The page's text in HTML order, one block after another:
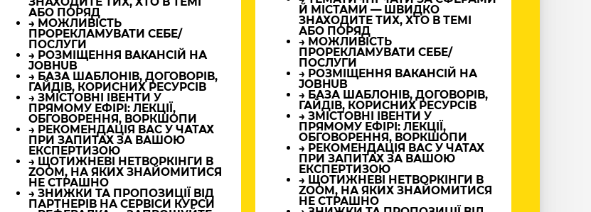
АБО ПОРЯД
→ МОЖЛИВІСТЬ
ПРОРЕКЛАМУВАТИ СЕБЕ/
ПОСЛУГИ
→ РОЗМІЩЕННЯ ВАКАНСІЙ НА
JOBHUB
→ БАЗА ШАБЛОНІВ, ДОГОВОРІВ,
ГАЙДІВ, КОРИСНИХ РЕСУРСІВ
→ ЗМІСТОВНІ ІВЕНТИ У
ПРЯМОМУ ЕФІРІ: ЛЕКЦІЇ,
ОБГОВОРЕННЯ, ВОРКШОПИ
→ РЕКОМЕНДАЦІЯ ВАС У ЧАТАХ
ПРИ ЗАПИТАХ ЗА ВАШОЮ
ЕКСПЕРТИЗОЮ
→ ЩОТИЖНЕВІ НЕТВОРКІНГИ В
ZOOM, НА ЯКИХ ЗНАЙОМИТИСЯ
НЕ СТРАШНО
→ ЗНИЖКИ ТА ПРОПОЗИЦІЇ ВІД
ПАРТНЕРІВ НА СЕРВІСИ КУРСИ
Й МІСТАМИ — ШВИДКО
ЗНАХОДИТЕ ТИХ, ХТО В ТЕМІ
АБО ПОРЯД
→ МОЖЛИВІСТЬ
ПРОРЕКЛАМУВАТИ СЕБЕ/
ПОСЛУГИ
→ РОЗМІЩЕННЯ ВАКАНСІЙ НА
JOBHUB
→ БАЗА ШАБЛОНІВ, ДОГОВОРІВ,
ГАЙДІВ, КОРИСНИХ РЕСУРСІВ
→ ЗМІСТОВНІ ІВЕНТИ У
ПРЯМОМУ ЕФІРІ: ЛЕКЦІЇ,
ОБГОВОРЕННЯ, ВОРКШОПИ
→ РЕКОМЕНДАЦІЯ ВАС У ЧАТАХ
ПРИ ЗАПИТАХ ЗА ВАШОЮ
ЕКСПЕРТИЗОЮ
→ ЩОТИЖНЕВІ НЕТВОРКІНГИ В
ZOOM, НА ЯКИХ ЗНАЙОМИТИСЯ
НЕ СТРАШНО